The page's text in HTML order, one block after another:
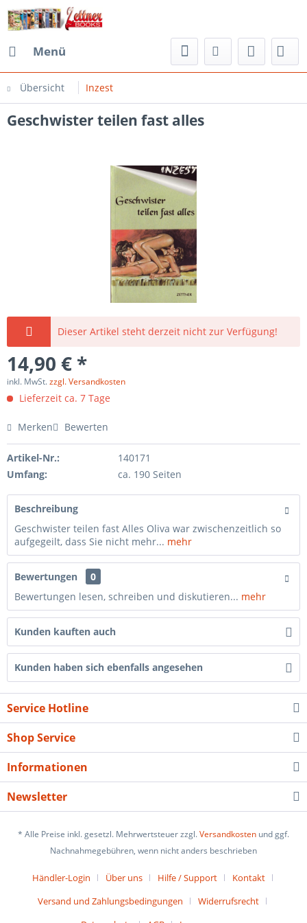
Menü
Übersicht Inzest
Geschwister teilen fast alles
Dieser Artikel steht derzeit nicht zur Verfügung!
14,90 € *
inkl. MwSt.zzgl. Versandkosten
Lieferzeit ca. 7 Tage
Merken Bewerten
Artikel-Nr.:
140171
Umfang:
ca. 190 Seiten
Beschreibung
Geschwister teilen fast Alles Oliva war zwischenzeitlich so
aufgegeilt, dass Sie nicht mehr... mehr
Bewertungen
0
Bewertungen lesen, schreiben und diskutieren... mehr
Kunden kauften auch
Kunden haben sich ebenfalls angesehen
Service Hotline
Shop Service
Informationen
Newsletter
* Alle Preise inkl. gesetzl. Mehrwertsteuer zzgl.Versandkosten und ggf.
Nachnahmegebühren, wenn nicht anders beschrieben
Händler-Login Über uns Hilfe / Support
Kontakt
Versand und Zahlungsbedingungen
Widerrufsrecht